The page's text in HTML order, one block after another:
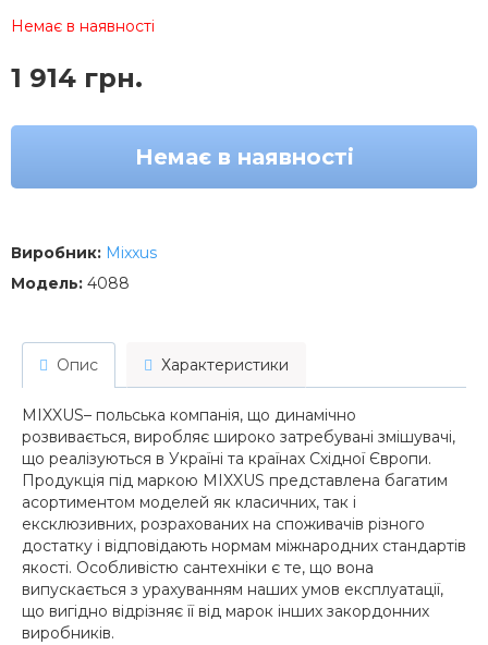
Немає в наявності
1 914 грн.
Немає в наявності
Виробник: Mixxus
Модель: 4088
Опис Характеристики
MIXXUS– польська компанія, що динамічно
розвивається, виробляє широко затребувані змішувачі,
що реалізуються в Україні та країнах Східної Європи.
Продукція під маркою MIXXUS представлена багатим
асортиментом моделей як класичних, так і
ексклюзивних, розрахованих на споживачів різного
достатку і відповідають нормам міжнародних стандартів
якості. Особливістю сантехніки є те, що вона
випускається з урахуванням наших умов експлуатації,
що вигідно відрізняє її від марок інших закордонних
виробників.